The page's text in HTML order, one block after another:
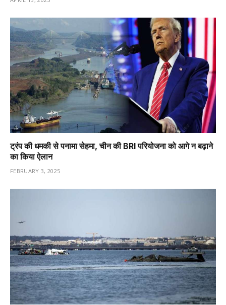
ट्रंप की धमकी से पनामा सेहमा, चीन की BRI परियोजना को आगे न बढ़ाने
का किया ऐलान
FEBRUARY 3, 2025